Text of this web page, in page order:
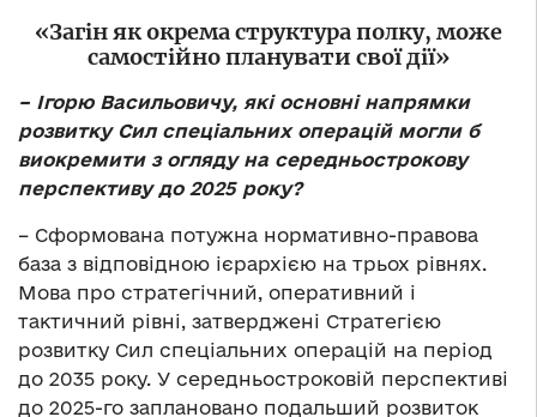
«Загін як окрема структура полку, може
самостійно планувати свої дії»
– Ігорю Васильовичу, які основні напрямки
розвитку Сил спеціальних операцій могли б
виокремити з огляду на середньострокову
перспективу до 2025 року?
– Сформована потужна нормативно-правова
база з відповідною ієрархією на трьох рівнях.
Мова про стратегічний, оперативний і
тактичний рівні, затверджені Стратегією
розвитку Сил спеціальних операцій на період
до 2035 року. У середньостроковій перспективі
до 2025-го заплановано подальший розвиток